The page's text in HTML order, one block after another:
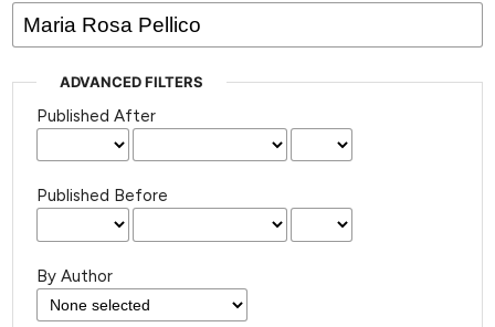
ADVANCED FILTERS
Published After
Published Before
By Author